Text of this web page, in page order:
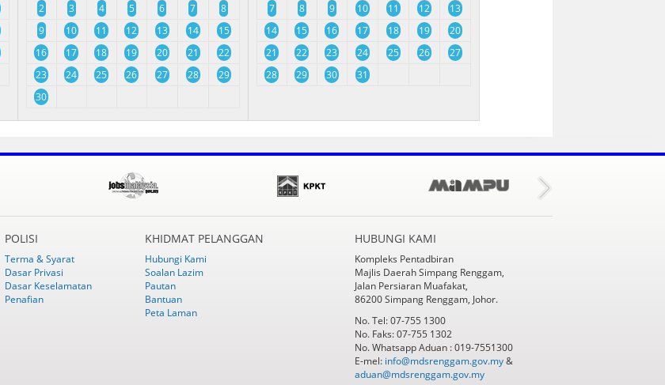
2
3 4 5 6 7
8
9
10 11 12 13 14
15
16
17 18 19 20 21
22
23
24 25 26 27 28
29
30
7
8 9 10 11 12
13
14
15 16 17 18 19
20
21
22 23 24 25 26
27
28
29 30 31
POLISI
Terma & Syarat
Dasar Privasi
Dasar Keselamatan
Penafian
KHIDMAT PELANGGAN
Hubungi Kami
Soalan Lazim
Pautan
Bantuan
Peta Laman
HUBUNGI KAMI
Kompleks Pentadbiran
Majlis Daerah Simpang Renggam,
Jalan Persiaran Muafakat,
86200 Simpang Renggam, Johor.
No. Tel: 07-755 1300
No. Faks: 07-755 1302
No. Whatsapp Aduan : 019-7551300
E-mel: info@mdsrenggam.gov.my&
aduan@mdsrenggam.gov.my